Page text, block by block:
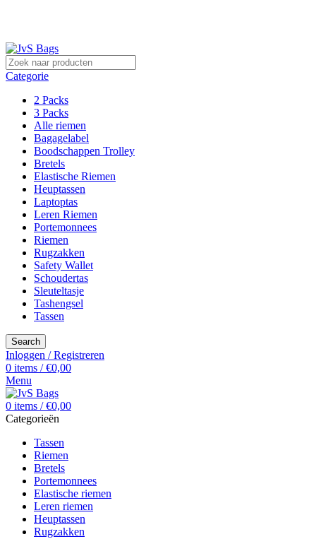
Categorie
2 Packs
3 Packs
Alle riemen
Bagagelabel
Boodschappen Trolley
Bretels
Elastische Riemen
Heuptassen
Laptoptas
Leren Riemen
Portemonnees
Riemen
Rugzakken
Safety Wallet
Schoudertas
Sleuteltasje
Tashengsel
Tassen
Search
Inloggen / Registreren
0 items / €0,00
Menu
0 items / €0,00
Categorieën
Tassen
Riemen
Bretels
Portemonnees
Elastische riemen
Leren riemen
Heuptassen
Rugzakken